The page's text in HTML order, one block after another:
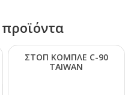
ΣΤΟΠ ΚΟΜΠΛΕ C-90
ΤΑΙWΑΝ